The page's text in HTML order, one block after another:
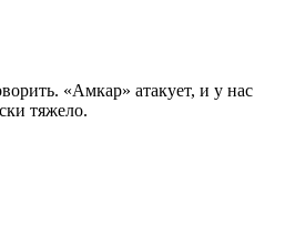
«Амкар» атакует, и у нас
тяжело.